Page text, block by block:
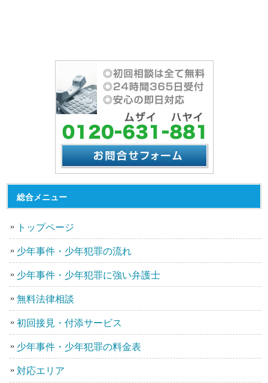
総合メニュー
トップページ
少年事件・少年犯罪の流れ
少年事件・少年犯罪に強い弁護士
無料法律相談
初回接見・付添サービス
少年事件・少年犯罪の料金表
対応エリア